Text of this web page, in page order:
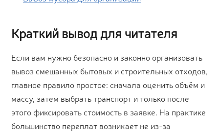
Краткий вывод для читателя
Если вам нужно безопасно и законно организовать
вывоз смешанных бытовых и строительных отходов,
главное правило простое: сначала оценить объём и
массу, затем выбрать транспорт и только после
этого фиксировать стоимость в заявке. На практике
большинство переплат возникает не из-за